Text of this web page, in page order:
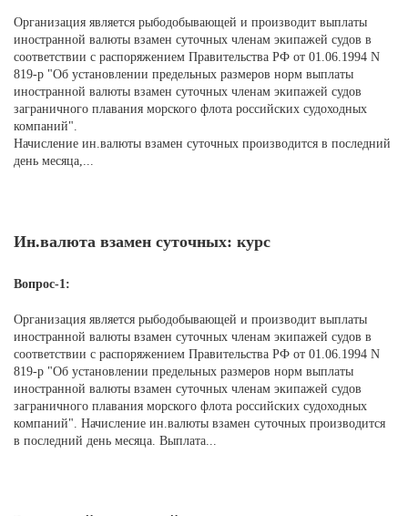
Организация является рыбодобывающей и производит выплаты
иностранной валюты взамен суточных членам экипажей судов в
соответствии с распоряжением Правительства РФ от 01.06.1994 N
819-р "Об установлении предельных размеров норм выплаты
иностранной валюты взамен суточных членам экипажей судов
заграничного плавания морского флота российских судоходных
компаний".
Начисление ин.валюты взамен суточных производится в последний
день месяца,...
Ин.валюта взамен суточных: курс
Вопрос-1:
Организация является рыбодобывающей и производит выплаты
иностранной валюты взамен суточных членам экипажей судов в
соответствии с распоряжением Правительства РФ от 01.06.1994 N
819-р "Об установлении предельных размеров норм выплаты
иностранной валюты взамен суточных членам экипажей судов
заграничного плавания морского флота российских судоходных
компаний". Начисление ин.валюты взамен суточных производится
в последний день месяца. Выплата...